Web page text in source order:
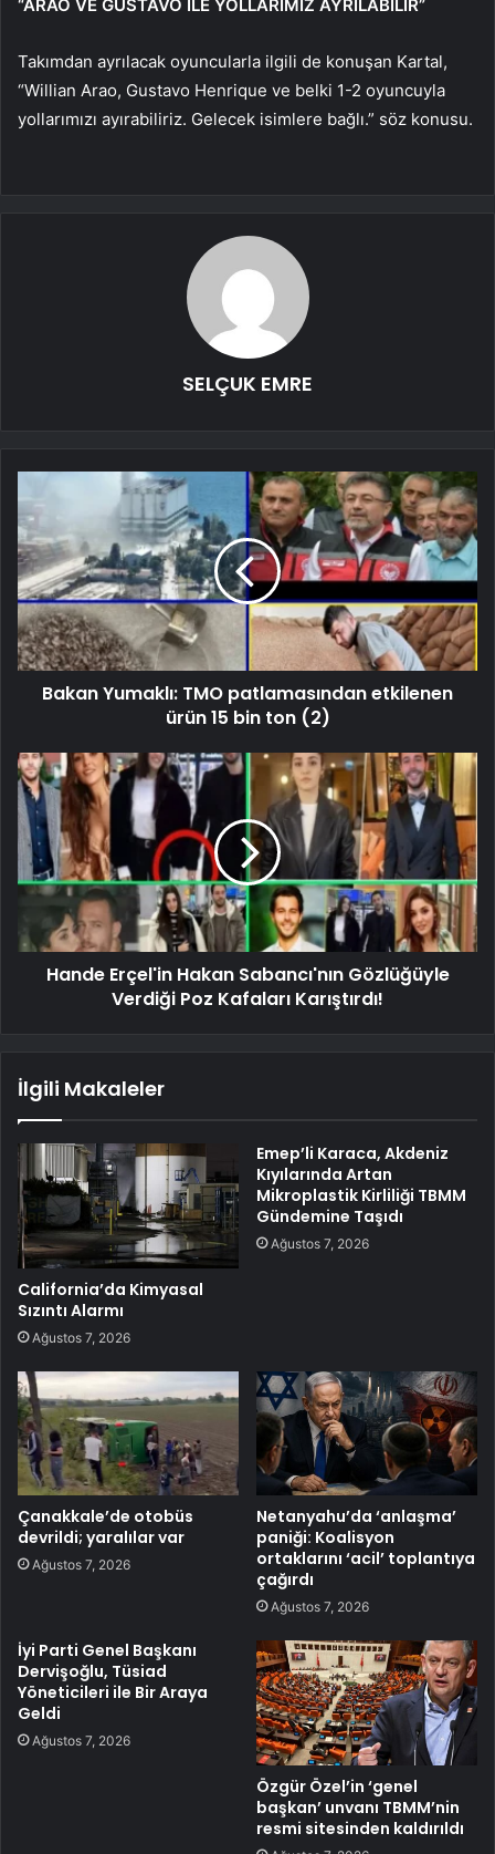
“ARAO VE GUSTAVO İLE YOLLARIMIZ AYRILABİLİR”
Takımdan ayrılacak oyuncularla ilgili de konuşan Kartal,
“Willian Arao, Gustavo Henrique ve belki 1-2 oyuncuyla
yollarımızı ayırabiliriz. Gelecek isimlere bağlı.” söz konusu.
SELÇUK EMRE
Bakan Yumaklı: TMO patlamasından etkilenen
ürün 15 bin ton (2)
Hande Erçel'in Hakan Sabancı'nın Gözlüğüyle
Verdiği Poz Kafaları Karıştırdı!
İlgili Makaleler
California’da Kimyasal
Sızıntı Alarmı
Ağustos 7, 2026
Emep’li Karaca, Akdeniz
Kıyılarında Artan
Mikroplastik Kirliliği TBMM
Gündemine Taşıdı
Ağustos 7, 2026
Çanakkale’de otobüs
devrildi; yaralılar var
Ağustos 7, 2026
Netanyahu’da ‘anlaşma’
paniği: Koalisyon
ortaklarını ‘acil’ toplantıya
çağırdı
Ağustos 7, 2026
İyi Parti Genel Başkanı
Dervişoğlu, Tüsiad
Yöneticileri ile Bir Araya
Geldi
Ağustos 7, 2026
Özgür Özel’in ‘genel
başkan’ unvanı TBMM’nin
resmi sitesinden kaldırıldı